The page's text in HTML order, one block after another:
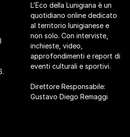
L’Eco della Lunigiana è un
quotidiano online dedicato
al territorio lunigianese e
non solo. Con interviste,
inchieste, video,
approfondimenti e report di
eventi culturali e sportivi.
Direttore Responsabile:
Gustavo Diego Remaggi